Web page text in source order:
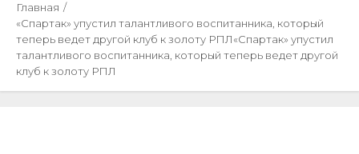
Главная
«Спартак» упустил талантливого воспитанника, который
теперь ведет другой клуб к золоту РПЛ«Спартак» упустил
талантливого воспитанника, который теперь ведет другой
клуб к золоту РПЛ